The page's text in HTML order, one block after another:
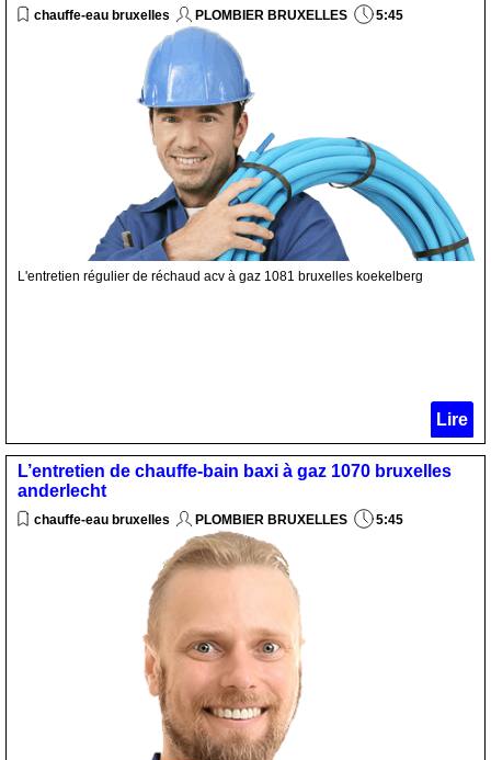
chauffe-eau bruxelles PLOMBIER BRUXELLES 5:45
L'entretien régulier de réchaud acv à gaz 1081 bruxelles koekelberg
Lire
L’entretien de chauffe-bain baxi à gaz 1070 bruxelles
anderlecht
chauffe-eau bruxelles PLOMBIER BRUXELLES 5:45